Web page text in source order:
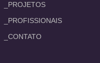
_PROJETOS
_PROFISSIONAIS
_CONTATO